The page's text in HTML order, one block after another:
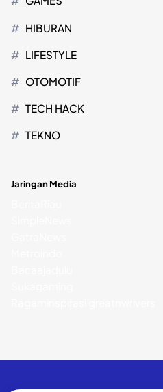
HIBURAN
LIFESTYLE
OTOMOTIF
TECH HACK
TEKNO
Jaringan Media